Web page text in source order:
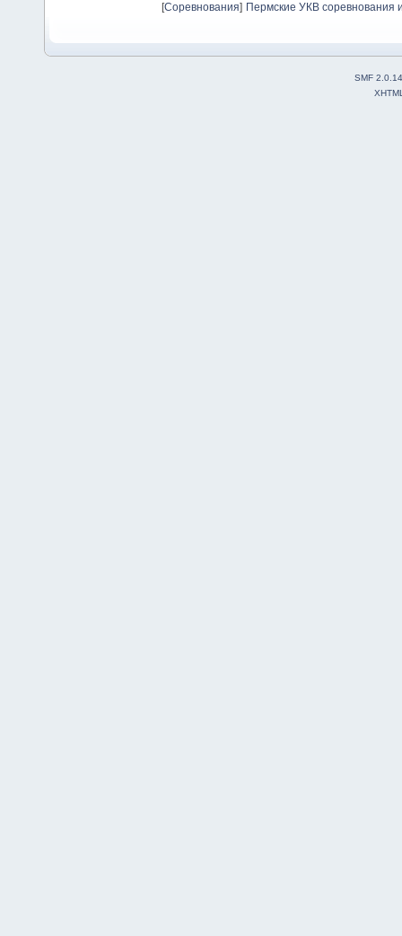
[Соревнования] Пермские УКВ соревнования
SMF 2.0.14